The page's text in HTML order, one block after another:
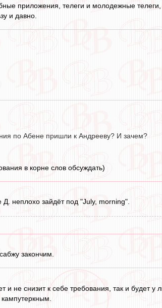
приложения, телеги и молодежные
и давно.
по Абене пришли к Андрееву? И зачем?
в корне слов обсуждать)
неплохо зайдёт под "July, morning".
закончим.
и не снизит к себе требования, так и будет у